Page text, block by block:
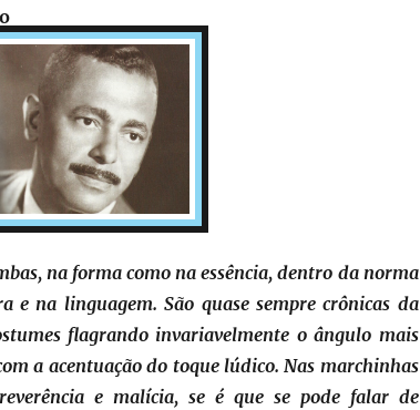
na forma como na essência, dentro da norma
na linguagem. São quase sempre crônicas da
flagrando invariavelmente o ângulo mais
a acentuação do toque lúdico. Nas marchinhas
e malícia, se é que se pode falar de